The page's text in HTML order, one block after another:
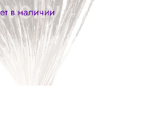
в наличии